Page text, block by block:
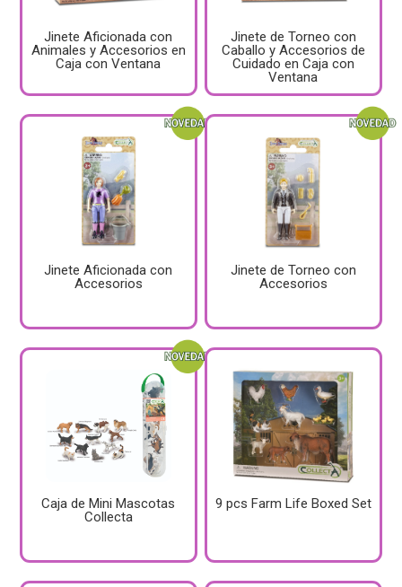
Jinete Aficionada con
Animales y Accesorios en
Caja con Ventana
Jinete de Torneo con
Caballo y Accesorios de
Cuidado en Caja con
Ventana
Jinete Aficionada con
Accesorios
Jinete de Torneo con
Accesorios
Caja de Mini Mascotas
Collecta
9 pcs Farm Life Boxed Set